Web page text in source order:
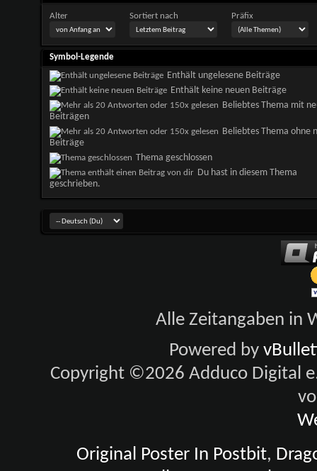
Alter Sortiert nach Präfix
Symbol-Legende
Enthält ungelesene Beiträge
Enthält keine neuen Beiträge
Beliebtes Thema mit
Beiträgen
Beliebtes Thema ohne
Beiträge
Thema geschlossen
Du hast in diesem Thema
geschrieben.
Alle Zeitangaben in
Powered by
Copyright ©2026 Adduco Digital
Original Poster In Postbit,